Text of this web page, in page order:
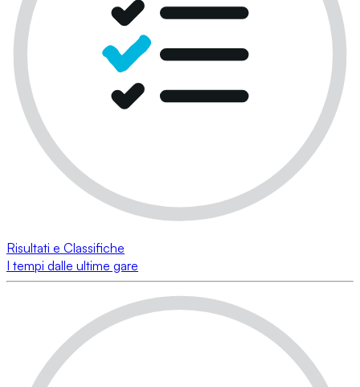
Risultati e Classifiche
I tempi dalle ultime gare